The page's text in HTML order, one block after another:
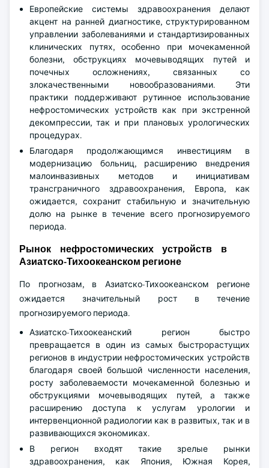
Европейские системы здравоохранения делают
акцент на ранней диагностике, структурированном
управлении заболеваниями и стандартизированных
клинических путях, особенно при мочекаменной
болезни, обструкциях мочевыводящих путей и
почечных осложнениях, связанных со
злокачественными новообразованиями. Эти
практики поддерживают рутинное использование
нефростомических устройств как при экстренной
декомпрессии, так и при плановых урологических
процедурах.
Благодаря продолжающимся инвестициям в
модернизацию больниц, расширению внедрения
малоинвазивных методов и инициативам
трансграничного здравоохранения, Европа, как
ожидается, сохранит стабильную и значительную
долю на рынке в течение всего прогнозируемого
периода.
Рынок нефростомических устройств в
Азиатско-Тихоокеанском регионе
По прогнозам, в Азиатско-Тихоокеанском регионе
ожидается значительный рост в течение
прогнозируемого периода.
Азиатско-Тихоокеанский регион быстро
превращается в один из самых быстрорастущих
регионов в индустрии нефростомических устройств
благодаря своей большой численности населения,
росту заболеваемости мочекаменной болезнью и
обструкциями мочевыводящих путей, а также
расширению доступа к услугам урологии и
интервенционной радиологии как в развитых, так и в
развивающихся экономиках.
В регион входят такие зрелые рынки
здравоохранения, как Япония, Южная Корея,